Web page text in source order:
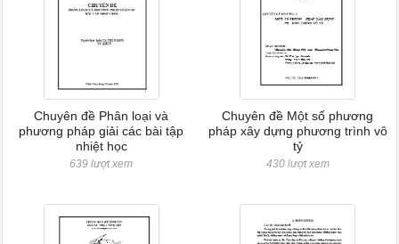
Chuyên đề Phân loại và
phương pháp giải các bài tập
nhiệt học
639 lượt xem
Chuyên đề Một số phương
pháp xây dựng phương trình vô
tỷ
430 lượt xem